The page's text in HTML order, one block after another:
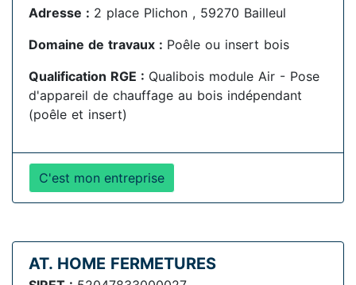
Adresse : 2 place Plichon , 59270 Bailleul
Domaine de travaux : Poêle ou insert bois
Qualification RGE : Qualibois module Air - Pose
d'appareil de chauffage au bois indépendant
(poêle et insert)
C'est mon entreprise
AT. HOME FERMETURES